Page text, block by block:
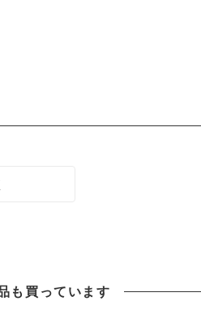
も買っています